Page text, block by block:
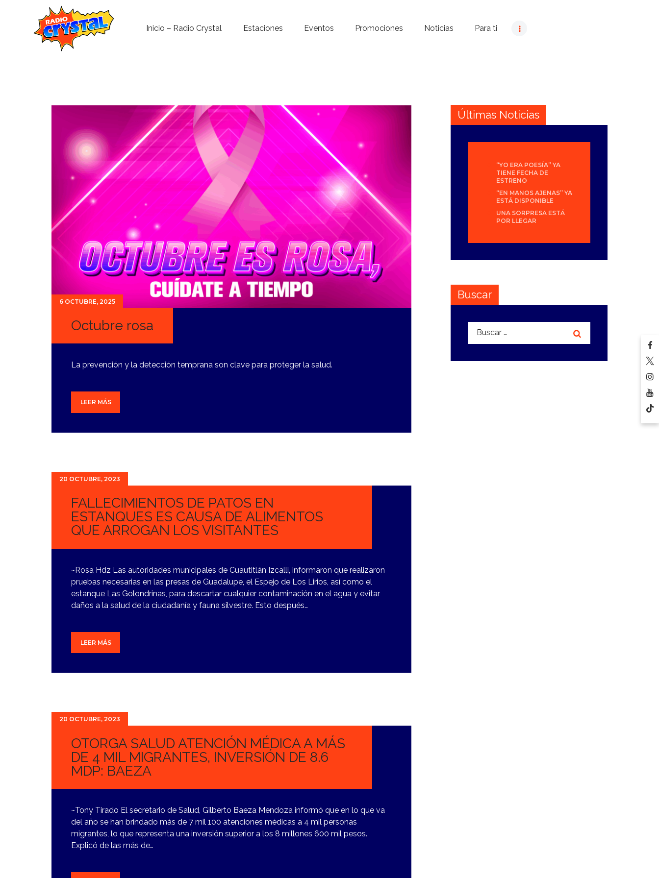
Inicio – Radio Crystal Estaciones Eventos Promociones Noticias Para ti
Noticias
Para ti
Contacto
6 OCTUBRE, 2025
Octubre rosa
La prevención y la detección temprana son clave para proteger la salud.
LEER MÁS
20 OCTUBRE, 2023
FALLECIMIENTOS DE PATOS EN
ESTANQUES ES CAUSA DE ALIMENTOS
QUE ARROGAN LOS VISITANTES
~Rosa Hdz Las autoridades municipales de Cuautitlán Izcalli, informaron que realizaron
pruebas necesarias en las presas de Guadalupe, el Espejo de Los Lirios, así como el
estanque Las Golondrinas, para descartar cualquier contaminación en el agua y evitar
daños a la salud de la ciudadanía y fauna silvestre. Esto después…
LEER MÁS
20 OCTUBRE, 2023
OTORGA SALUD ATENCIÓN MÉDICA A MÁS
DE 4 MIL MIGRANTES, INVERSIÓN DE 8.6
MDP: BAEZA
~Tony Tirado El secretario de Salud, Gilberto Baeza Mendoza informó que en lo que va
del año se han brindado más de 7 mil 100 atenciones médicas a 4 mil personas
migrantes, lo que representa una inversión superior a los 8 millones 600 mil pesos.
Explicó de las más de…
Últimas Noticias
“YO ERA POESÍA” YA
TIENE FECHA DE
ESTRENO
“EN MANOS AJENAS” YA
ESTÁ DISPONIBLE
UNA SORPRESA ESTÁ
POR LLEGAR
Buscar
Buscar: